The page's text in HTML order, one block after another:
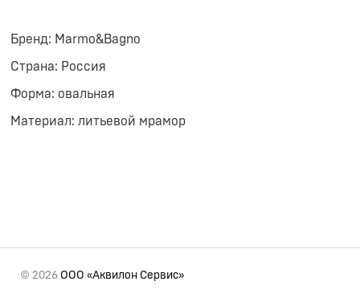
Бренд: Marmo&Bagno
Страна: Россия
Форма: овальная
Материал: литьевой мрамор
© 2026 ООО «Аквилон Сервис»